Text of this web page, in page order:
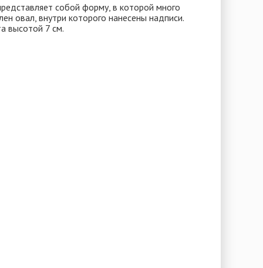
собой форму, в которой много
овал, внутри которого нанесены надписи.
высотой 7 см.